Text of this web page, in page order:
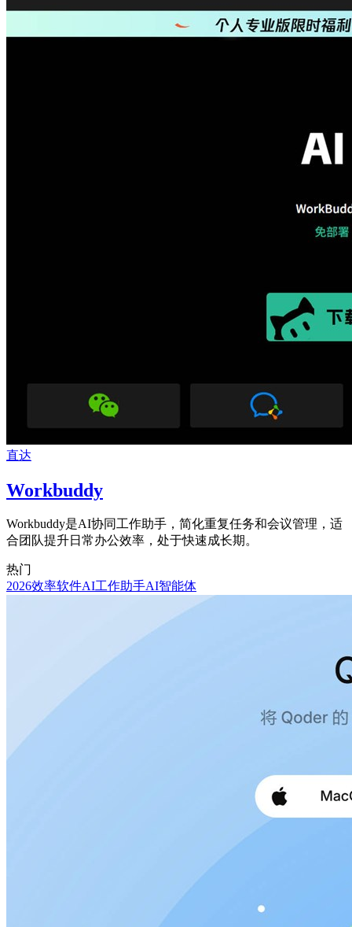
直达
Workbuddy
Workbuddy是AI协同工作助手，简化重复任务和会议管理，适
合团队提升日常办公效率，处于快速成长期。
热门
2026效率软件AI工作助手AI智能体